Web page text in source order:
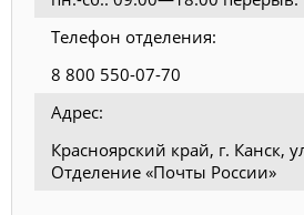
Телефон отделения:
8 800 550-07-70
Адрес:
Красноярский край, г. Канск,
Отделение «Почты России»